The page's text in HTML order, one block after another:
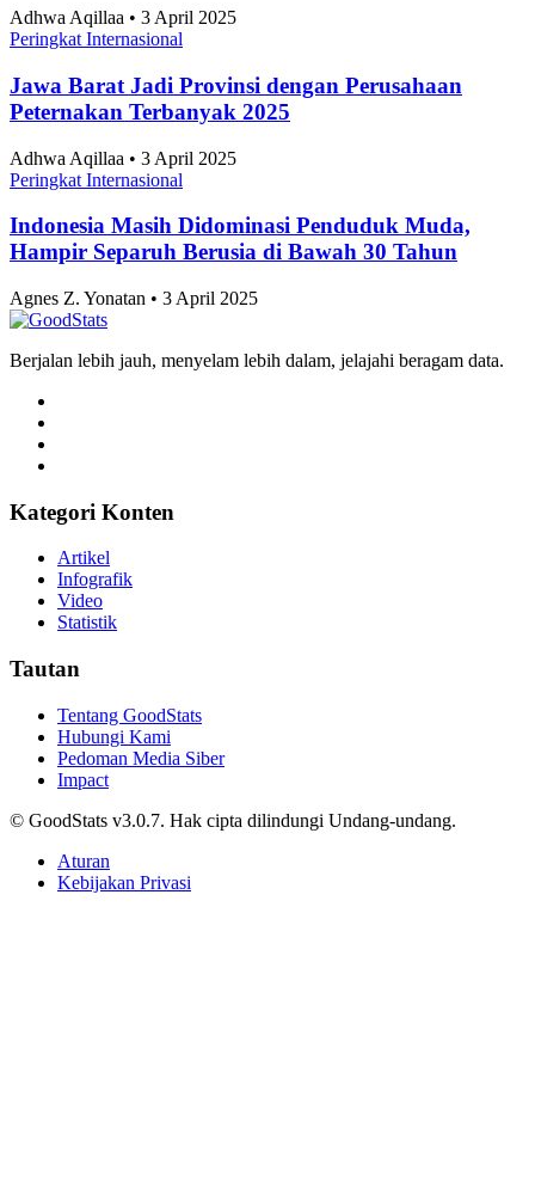
Tri Candra • 3 April 2025
Peringkat Internasional
Skor 2-1 Hasil Pertandingan Persib vs Persija di
Piala Presiden 2026, Maung Perpanjang Dominasi
dan Melangkah Ke Final
Tri Candra • 3 April 2025
Artikel Terbaru
Usai ASEAN Championship 2026, Timnas
Indonesia Siap Berlaga di FIFA ASEAN Cup 2026
pada September Mendatang
Tri Candra • 3 April 2025
Peringkat Internasional
Timnas Indonesia yang Berkompetisi di Level
Teratas Liga Belanda
Tri Candra • 3 April 2025
Peringkat Internasional
Capaian Kemampuan Literasi dan Numerasi Murid
Adhwa Aqillaa • 3 April 2025
Peringkat Internasional
Peternakan Terbanyak 2025
Adhwa Aqillaa • 3 April 2025
Peringkat Internasional